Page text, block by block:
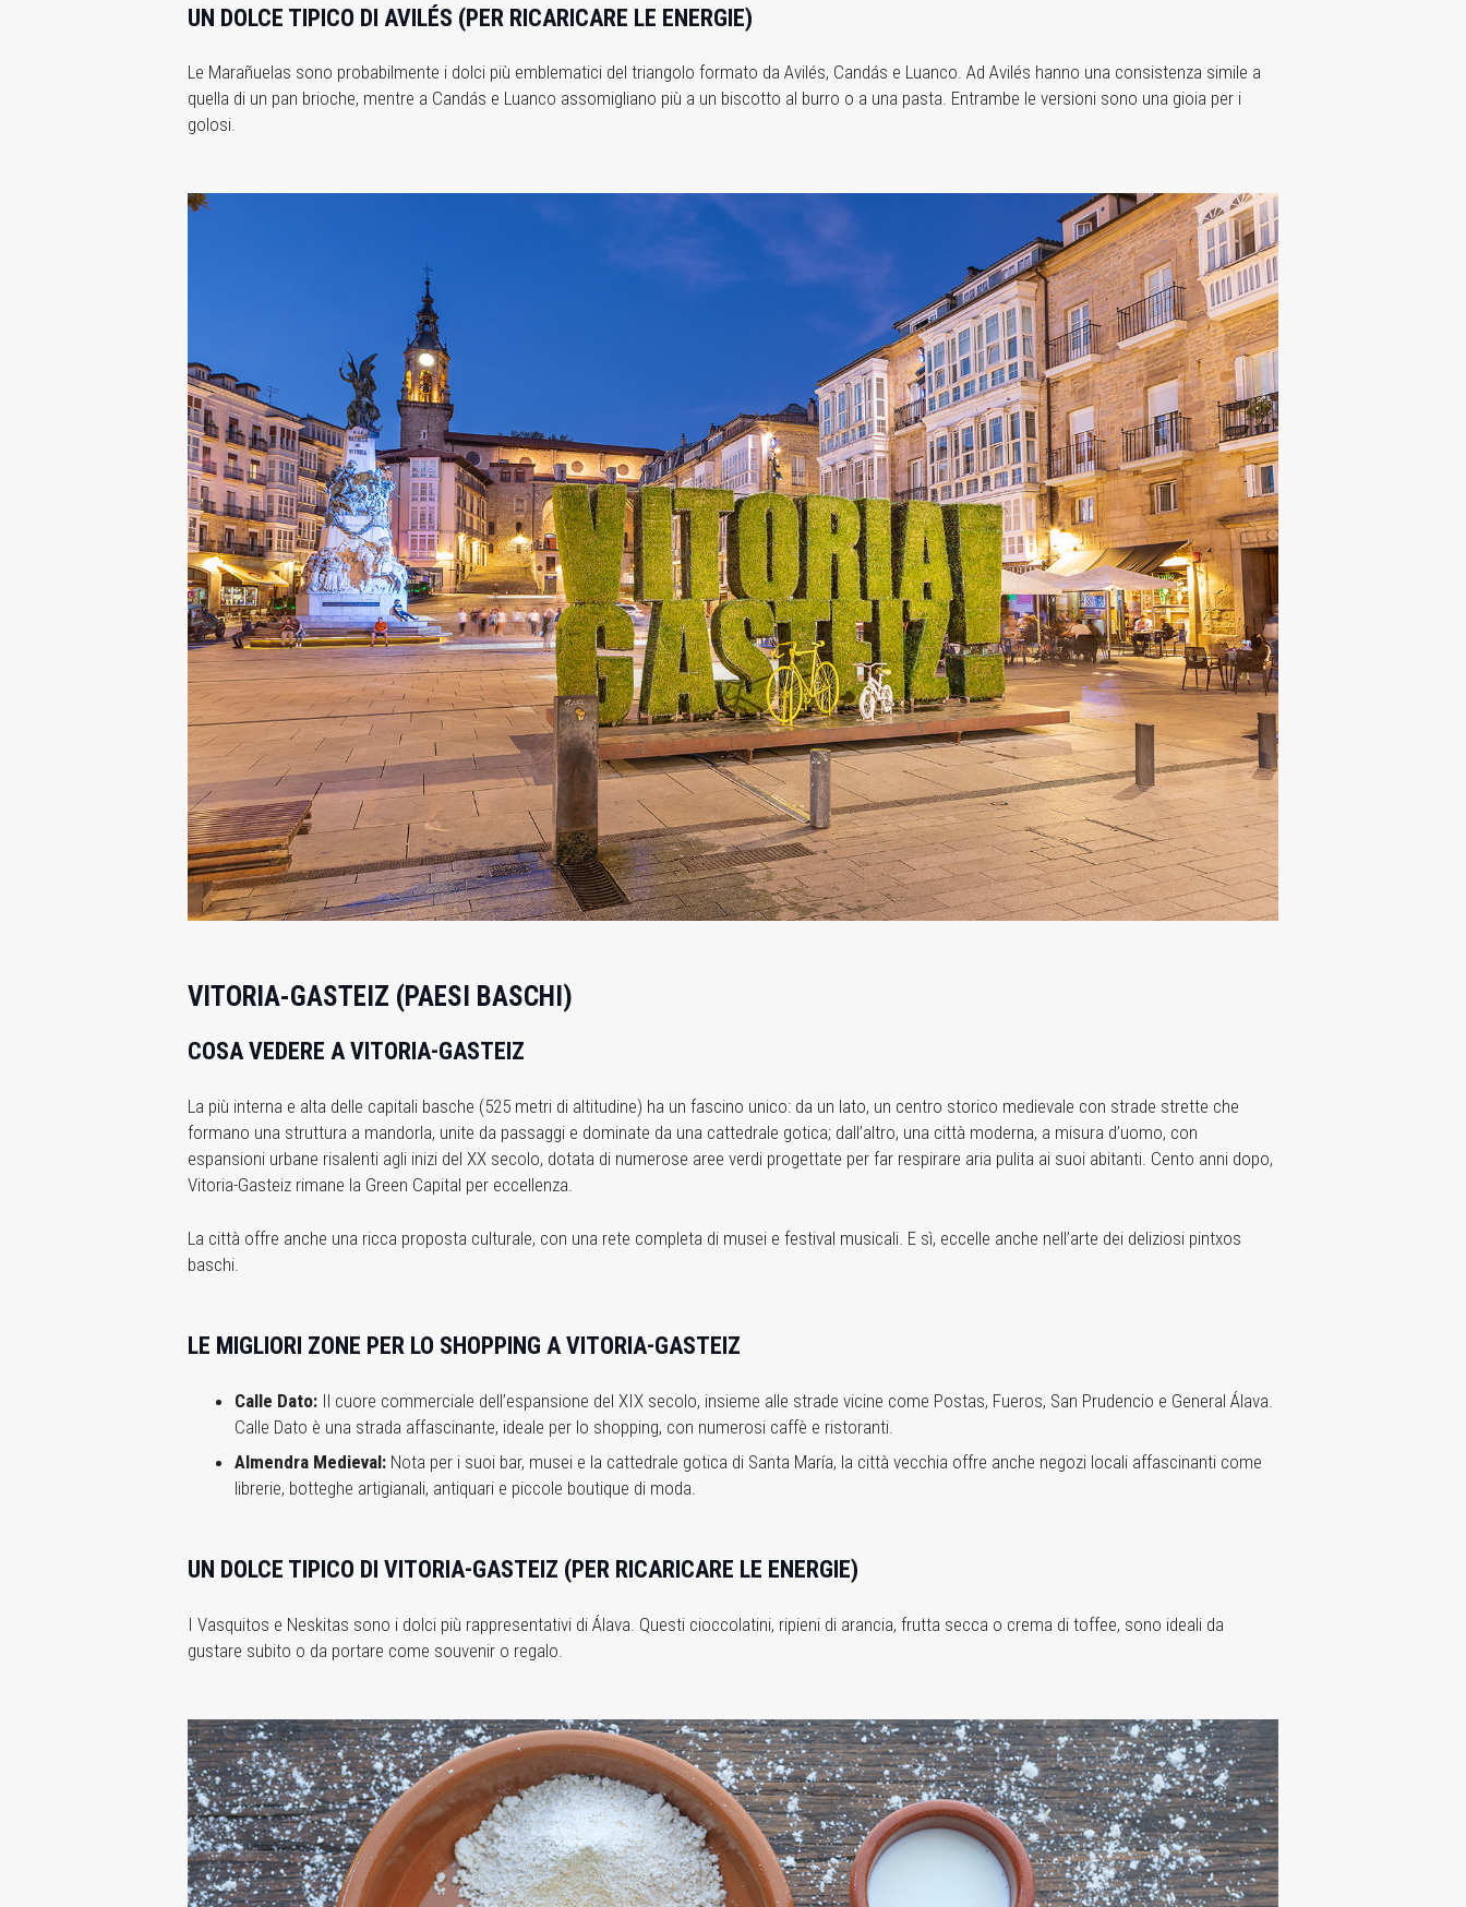
UN DOLCE TIPICO DI AVILÉS (PER RICARICARE LE ENERGIE)
Le Marañuelas sono probabilmente i dolci più emblematici del triangolo formato da Avilés, Candás e Luanco. Ad Avilés hanno una consistenza simile a
quella di un pan brioche, mentre a Candás e Luanco assomigliano più a un biscotto al burro o a una pasta. Entrambe le versioni sono una gioia per i
golosi.
VITORIA-GASTEIZ (PAESI BASCHI)
COSA VEDERE A VITORIA-GASTEIZ
La più interna e alta delle capitali basche (525 metri di altitudine) ha un fascino unico: da un lato, un centro storico medievale con strade strette che
formano una struttura a mandorla, unite da passaggi e dominate da una cattedrale gotica; dall’altro, una città moderna, a misura d’uomo, con
espansioni urbane risalenti agli inizi del XX secolo, dotata di numerose aree verdi progettate per far respirare aria pulita ai suoi abitanti. Cento anni dopo,
Vitoria-Gasteiz rimane la Green Capital per eccellenza.
La città offre anche una ricca proposta culturale, con una rete completa di musei e festival musicali. E sì, eccelle anche nell’arte dei deliziosi pintxos
baschi.
LE MIGLIORI ZONE PER LO SHOPPING A VITORIA-GASTEIZ
Calle Dato:Il cuore commerciale dell’espansione del XIX secolo, insieme alle strade vicine come Postas, Fueros, San Prudencio e General Álava.
Calle Dato è una strada affascinante, ideale per lo shopping, con numerosi caffè e ristoranti.
Almendra Medieval:Nota per i suoi bar, musei e la cattedrale gotica di Santa María, la città vecchia offre anche negozi locali affascinanti come
librerie, botteghe artigianali, antiquari e piccole boutique di moda.
UN DOLCE TIPICO DI VITORIA-GASTEIZ (PER RICARICARE LE ENERGIE)
I Vasquitos e Neskitas sono i dolci più rappresentativi di Álava. Questi cioccolatini, ripieni di arancia, frutta secca o crema di toffee, sono ideali da
gustare subito o da portare come souvenir o regalo.